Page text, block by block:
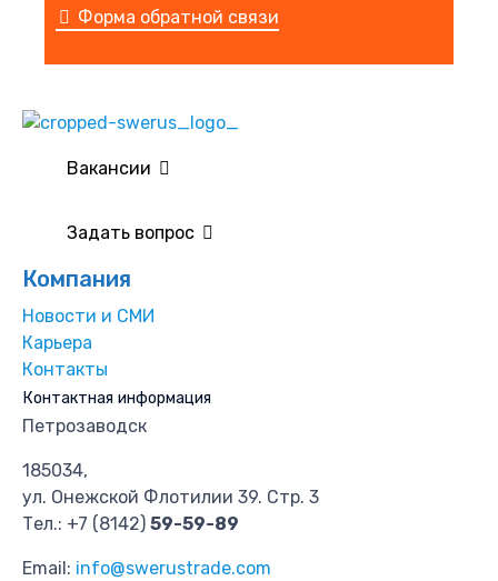
Форма обратной связи
Вакансии
Задать вопрос
Компания
Новости и СМИ
Карьера
Контакты
Контактная информация
Петрозаводск
185034,
ул. Онежской Флотилии 39. Стр. 3
Тел.: +7 (8142) 59-59-89
Email: info@swerustrade.com